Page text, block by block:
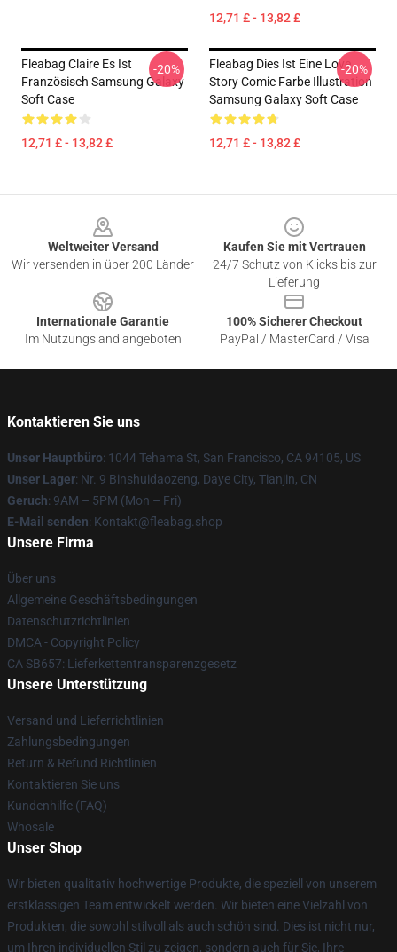
12,71 £ - 13,82 £
Fleabag Claire Es Ist
Französisch Samsung Galaxy
Soft Case
12,71 £ - 13,82 £
-20%
Fleabag Dies Ist Eine Love
Story Comic Farbe Illustration
Samsung Galaxy Soft Case
12,71 £ - 13,82 £
-20%
Weltweiter Versand
Wir versenden in über 200 Länder
Kaufen Sie mit Vertrauen
24/7 Schutz von Klicks bis zur
Lieferung
Internationale Garantie
Im Nutzungsland angeboten
100% Sicherer Checkout
PayPal / MasterCard / Visa
Kontaktieren Sie uns
Unser Hauptbüro: 1044 Tehama St, San Francisco, CA 94105, US
Unser Lager: Nr. 9 Binshuidaozeng, Daye City, Tianjin, CN
Geruch: 9AM – 5PM (Mon – Fri)
E-Mail senden: Kontakt@fleabag.shop
Unsere Firma
Über uns
Allgemeine Geschäftsbedingungen
Datenschutzrichtlinien
DMCA - Copyright Policy
CA SB657: Lieferkettentransparenzgesetz
Unsere Unterstützung
Versand und Lieferrichtlinien
Zahlungsbedingungen
Return & Refund Richtlinien
Kontaktieren Sie uns
Kundenhilfe (FAQ)
Whosale
Unser Shop
Wir bieten qualitativ hochwertige Produkte, die speziell von unserem
erstklassigen Team entwickelt werden. Wir bieten eine Vielzahl von
Produkten, die sowohl stilvoll als auch schön sind. Dies ist nicht nur,
um Ihren individuellen Stil zu zeigen, sondern auch für Sie, Ihre